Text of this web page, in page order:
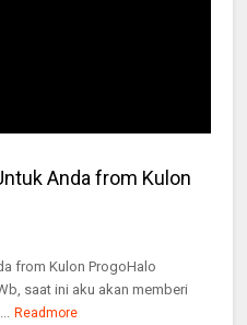
Anda from Kulon
from Kulon ProgoHalo
saat ini aku akan memberi
Readmore